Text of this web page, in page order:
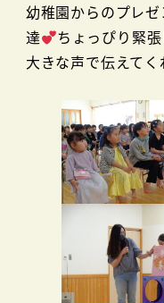
幼稚園からのプレ
達
ちょっぴり緊
大きな声で伝えて